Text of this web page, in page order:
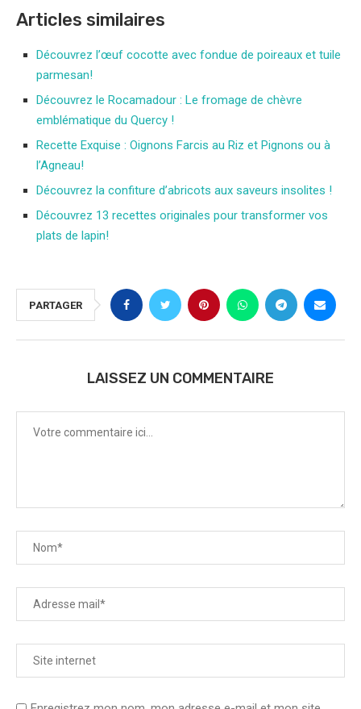
Articles similaires
Découvrez l’œuf cocotte avec fondue de poireaux et tuile
parmesan!
Découvrez le Rocamadour : Le fromage de chèvre
emblématique du Quercy !
Recette Exquise : Oignons Farcis au Riz et Pignons ou à
l’Agneau!
Découvrez la confiture d’abricots aux saveurs insolites !
Découvrez 13 recettes originales pour transformer vos
plats de lapin!
PARTAGER
LAISSEZ UN COMMENTAIRE